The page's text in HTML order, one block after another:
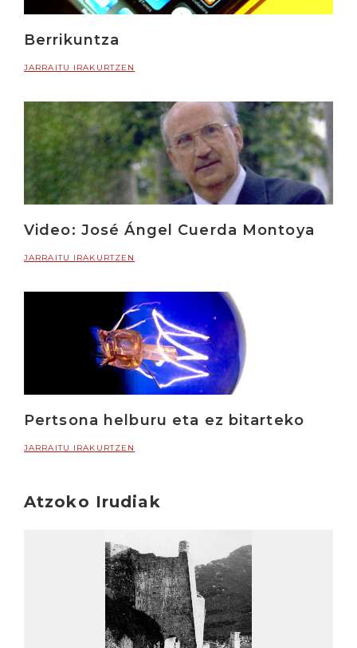
Berrikuntza
JARRAITU IRAKURTZEN
Video: José Ángel Cuerda Montoya
JARRAITU IRAKURTZEN
Pertsona helburu eta ez bitarteko
JARRAITU IRAKURTZEN
Atzoko Irudiak